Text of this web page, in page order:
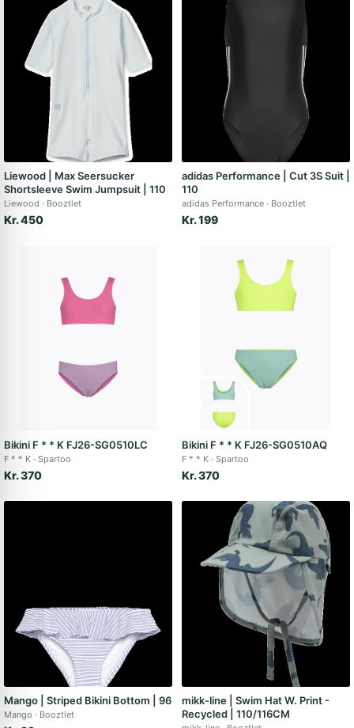
Liewood | Max Seersucker
Shortsleeve Swim Jumpsuit | 110
Liewood Booztlet
Kr. 450
adidas Performance | Cut 3S Suit |
110
adidas Performance Booztlet
Kr. 199
Bikini F * * K FJ26-SG0510LC
F * * K Spartoo
Kr. 370
Bikini F * * K FJ26-SG0510AQ
F * * K Spartoo
Kr. 370
Mango | Striped Bikini Bottom | 96
Mango Booztlet
mikk-line | Swim Hat W. Print -
Recycled | 110/116CM